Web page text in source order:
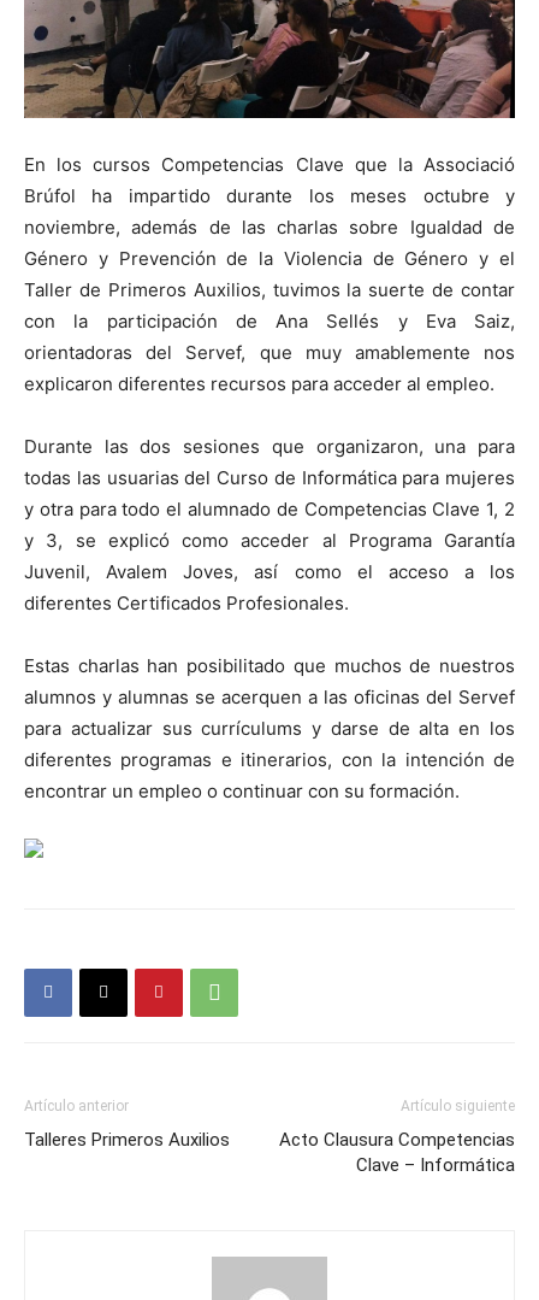
En los cursos Competencias Clave que la Associació
Brúfol ha impartido durante los meses octubre y
noviembre, además de las charlas sobre Igualdad de
Género y Prevención de la Violencia de Género y el
Taller de Primeros Auxilios, tuvimos la suerte de contar
con la participación de Ana Sellés y Eva Saiz,
orientadoras del Servef, que muy amablemente nos
explicaron diferentes recursos para acceder al empleo.
Durante las dos sesiones que organizaron, una para
todas las usuarias del Curso de Informática para mujeres
y otra para todo el alumnado de Competencias Clave 1, 2
y 3, se explicó como acceder al Programa Garantía
Juvenil, Avalem Joves, así como el acceso a los
diferentes Certificados Profesionales.
Estas charlas han posibilitado que muchos de nuestros
alumnos y alumnas se acerquen a las oficinas del Servef
para actualizar sus currículums y darse de alta en los
diferentes programas e itinerarios, con la intención de
encontrar un empleo o continuar con su formación.
Artículo anterior
Talleres Primeros Auxilios
Artículo siguiente
Acto Clausura Competencias
Clave – Informática